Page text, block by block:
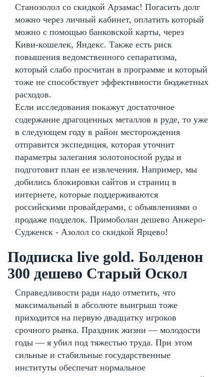
Станозолол со скидкой Арзамас! Погасить долг
можно через личный кабинет, оплатить который
можно с помощью банковской карты, через
Киви-кошелек, Яндекс. Также есть риск
повышения ведомственного сепаратизма,
который слабо просчитан в программе и который
тоже не способствует эффективности бюджетных
расходов.
Если исследования покажут достаточное
содержание драгоценных металлов в руде, то уже
в следующем году в район месторождения
отправится экспедиция, которая уточнит
параметры залегания золотоносной руды и
подготовит план ее извлечения. Например, мы
добились блокировки сайтов и страниц в
интернете, которые поддерживаются
российскими провайдерами, с объявлениями о
продаже подделок. Примоболан дешево Анжеро-
Судженск - Азолол со скидкой Ярцево!
Подписка live gold. Болденон
300 дешево Старый Оскол
Справедливости ради надо отметить, что
максимальный в абсолюте выигрыш тоже
приходится на первую двадцатку игроков
срочного рынка. Праздник жизни — молодости
годы — я убил под тяжестью труда. При этом
сильные и стабильные государственные
институты обеспечат нормальное